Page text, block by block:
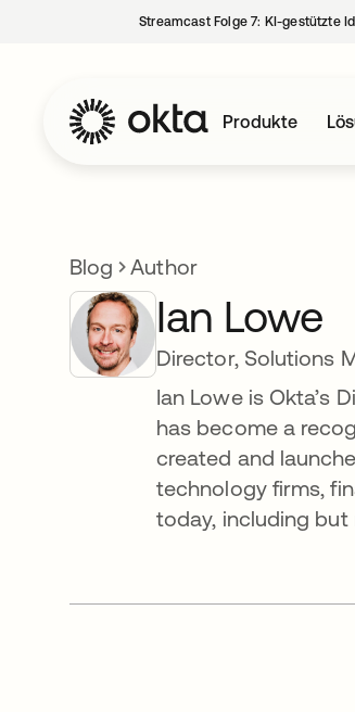
Streamcast Folge 7: KI-gestützte
Produkte
Blog Author
Ian Lowe
Director, Solutions
Ian Lowe is Okta’s
has become a
created and
technology firms,
today, including but